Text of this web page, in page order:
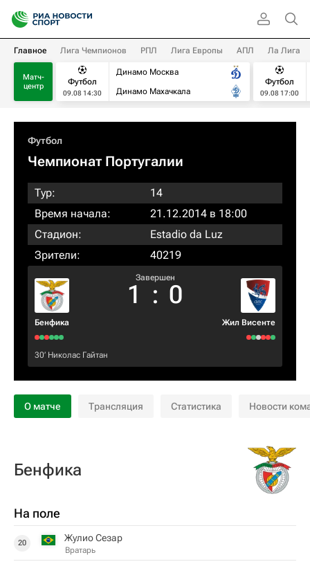
Главное Лига Чемпионов РПЛ Лига Европы АПЛ Ла Лига
Матч-
центр
Футбол
09.08 14:30
Динамо Москва
Динамо Махачкала
Футбол
09.08 17:00
Футбол
Чемпионат Португалии
Тур:
14
Время начала:
21.12.2014 в 18:00
Стадион:
Estadio da Luz
Зрители:
40219
Бенфика
Завершен
1 : 0
Жил Висенте
30‎’‎ Николас Гайтан
О матче Трансляция Статистика Новости
Бенфика
На поле
20 Жулио Сезар
Вратарь